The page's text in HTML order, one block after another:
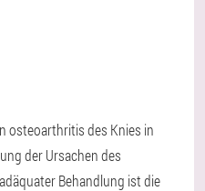
osteoarthritis des Knies in
der Ursachen des
Behandlung ist die